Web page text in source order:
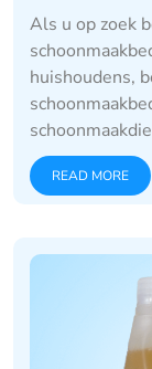
Als u op zoek
huishoudens,
READ MORE